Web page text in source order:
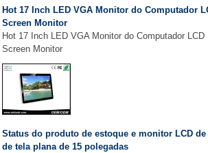
Hot 17 Inch LED VGA Monitor do Computador
Screen Monitor
Hot 17 Inch LED VGA Monitor do Computador LCD
Screen Monitor
Status do produto de estoque e monitor LCD
de tela plana de 15 polegadas